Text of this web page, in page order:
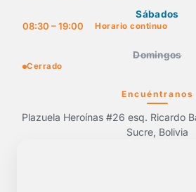
Sábados
08:30 – 19:00
Horario continuo
Domingos
Cerrado
Encuéntranos
Plazuela Heroínas #26 esq. Ricardo
Sucre, Bolivia